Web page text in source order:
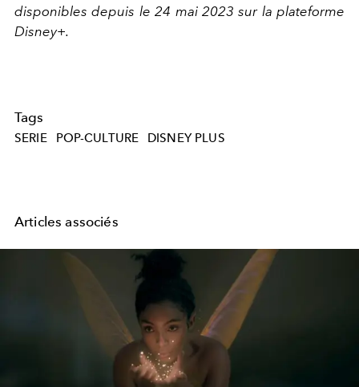
disponibles depuis le 24 mai 2023 sur la plateforme
Disney+.
Tags
SERIE POP-CULTURE DISNEY PLUS
Articles associés